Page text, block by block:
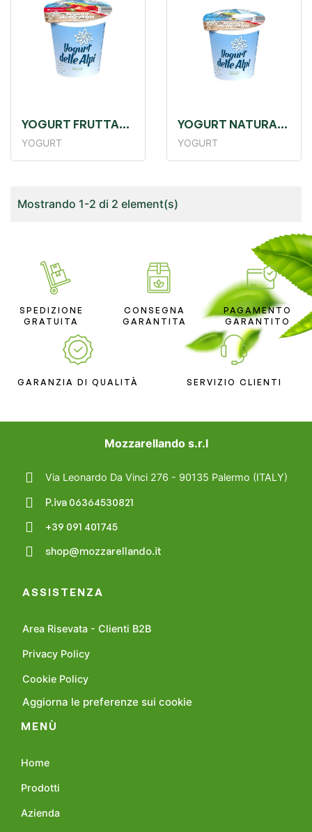
YOGURT FRUTTA
GR. 125
YOGURT
YOGURT NATURALE
GR.125
YOGURT
Mostrando 1-2 di 2 element(s)
SPEDIZIONE
GRATUITA
CONSEGNA
GARANTITA
PAGAMENTO
GARANTITO
GARANZIA DI QUALITÀ SERVIZIO CLIENTI
Mozzarellando s.r.l
Via Leonardo Da Vinci 276 - 90135 Palermo (ITALY)
P.iva 06364530821
+39 091 401745
shop@mozzarellando.it
ASSISTENZA
Area Risevata - Clienti B2B
Privacy Policy
Cookie Policy
Aggiorna le preferenze sui cookie
MENÙ
Home
Prodotti
Azienda